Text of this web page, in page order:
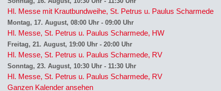
Hl. Messe mit Krautbundweihe, St. Petrus u. Paulus Scharmede
Montag, 17. August, 08:00 Uhr - 09:00 Uhr
Hl. Messe, St. Petrus u. Paulus Scharmede, HW
Freitag, 21. August, 19:00 Uhr - 20:00 Uhr
Hl. Messe, St. Petrus u. Paulus Scharmede, RV
Sonntag, 23. August, 10:30 Uhr - 11:30 Uhr
Hl. Messe, St. Petrus u. Paulus Scharmede, RV
Ganzen Kalender ansehen